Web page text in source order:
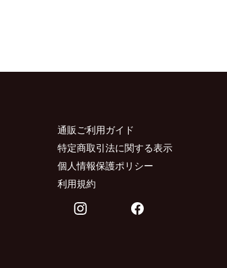
通販ご利用ガイド
特定商取引法に関する表示
個人情報保護ポリシー
利用規約